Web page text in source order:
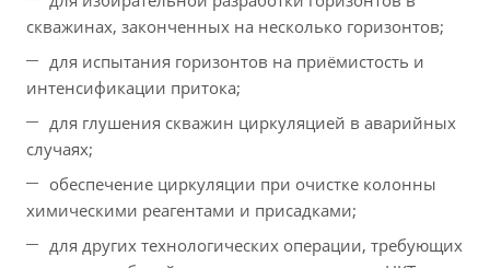
скважинах, законченных на несколько горизонтов;
для испытания горизонтов на приёмистость и
интенсификации притока;
для глушения скважин циркуляцией в аварийных
случаях;
обеспечение циркуляции при очистке колонны
химическими реагентами и присадками;
для других технологических операции, требующих